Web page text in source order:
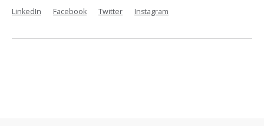
LinkedIn
Facebook Twitter Instagram